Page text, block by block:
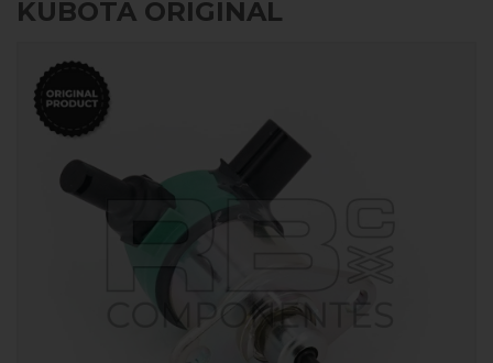
KUBOTA ORIGINAL